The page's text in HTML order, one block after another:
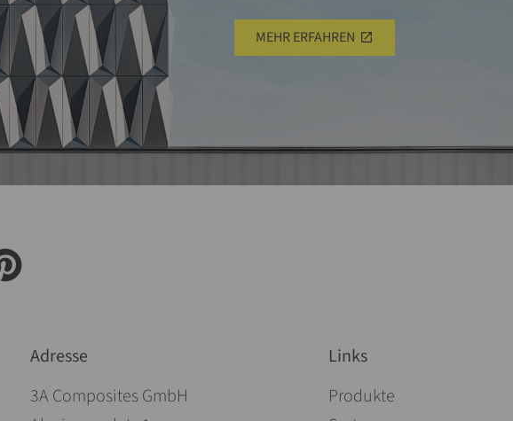
MEHR ERFAHREN
Adresse
3A Composites GmbH
Links
Navigation überspringen
Produkte